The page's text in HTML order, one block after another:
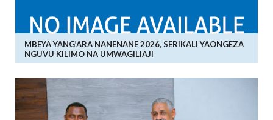
MBEYA YANG’ARA NANENANE 2026, SERIKALI YAONGEZA
NGUVU KILIMO NA UMWAGILIAJI